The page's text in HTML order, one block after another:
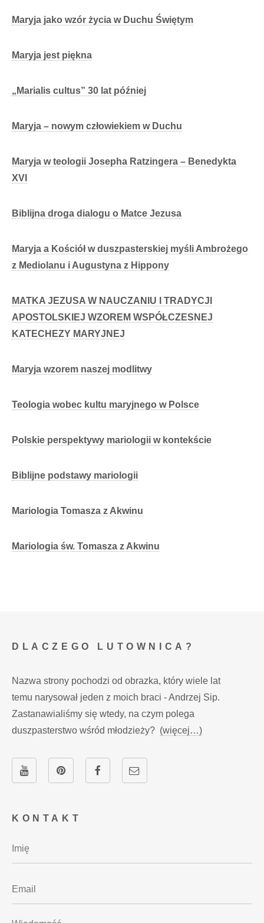
Maryja jako wzór życia w Duchu Świętym
Maryja jest piękna
„Marialis cultus” 30 lat później
Maryja – nowym człowiekiem w Duchu
Maryja w teologii Josepha Ratzingera – Benedykta
XVI
Biblijna droga dialogu o Matce Jezusa
Maryja a Kościół w duszpasterskiej myśli Ambrożego
z Mediolanu i Augustyna z Hippony
MATKA JEZUSA W NAUCZANIU I TRADYCJI
APOSTOLSKIEJ WZOREM WSPÓŁCZESNEJ
KATECHEZY MARYJNEJ
Maryja wzorem naszej modlitwy
Teologia wobec kultu maryjnego w Polsce
Polskie perspektywy mariologii w kontekście
Biblijne podstawy mariologii
Mariologia Tomasza z Akwinu
Mariologia św. Tomasza z Akwinu
KONTAKT
DLACZEGO LUTOWNICA?
Nazwa strony pochodzi od obrazka, który wiele lat
temu narysował jeden z moich braci - Andrzej Sip.
Zastanawialiśmy się wtedy, na czym polega
duszpasterstwo wśród młodzieży? (więcej…)